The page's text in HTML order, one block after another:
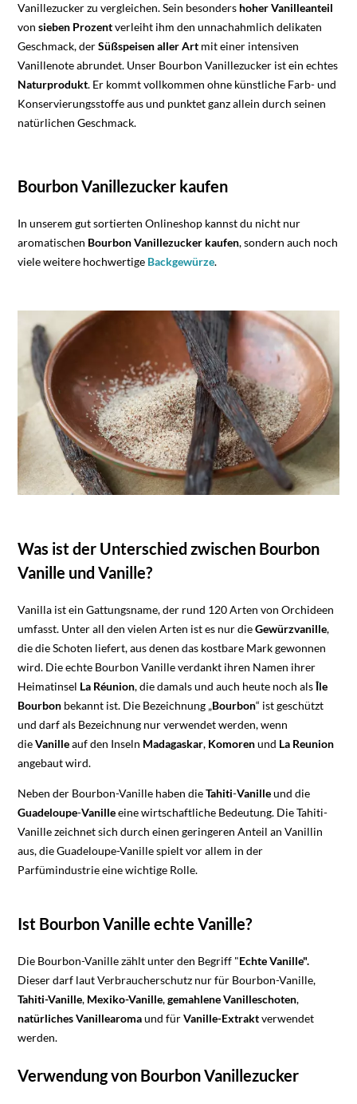
Vanillezucker zu vergleichen. Sein besonders hoher Vanilleanteil
von sieben Prozentverleiht ihm den unnachahmlich delikaten
Geschmack, derSüßspeisen aller Art mit einer intensiven
Vanillenote abrundet. Unser Bourbon Vanillezucker ist ein echtes
Naturprodukt. Er kommt vollkommen ohne künstliche Farb- und
Konservierungsstoffe aus und punktet ganz allein durch seinen
natürlichen Geschmack.
Bourbon Vanillezucker kaufen
In unserem gut sortierten Onlineshop kannst du nicht nur
aromatischen Bourbon Vanillezucker kaufen, sondern auch noch
viele weitere hochwertige Backgewürze.
Was ist der Unterschied zwischen Bourbon
Vanille und Vanille?
Vanilla ist ein Gattungsname, der rund 120 Arten von Orchideen
umfasst. Unter all den vielen Arten ist es nur dieGewürzvanille,
die die Schoten liefert, aus denen das kostbare Mark gewonnen
wird. Die echte Bourbon Vanille verdankt ihren Namen ihrer
Heimatinsel La Réunion, die damals und auch heute noch alsÎle
Bourbon bekannt ist. Die Bezeichnung „Bourbon“ ist geschützt
und darf als Bezeichnung nur verwendet werden, wenn
dieVanilleauf den Inseln Madagaskar, Komorenund La Reunion
angebaut wird.
Neben der Bourbon-Vanille haben dieTahiti-Vanilleund die
Guadeloupe-Vanilleeine wirtschaftliche Bedeutung. Die Tahiti-
Vanille zeichnet sich durch einen geringeren Anteil an Vanillin
aus, die Guadeloupe-Vanille spielt vor allem in der
Parfümindustrie eine wichtige Rolle.
Ist Bourbon Vanille echte Vanille?
Die Bourbon-Vanille zählt unter den Begriff "Echte Vanille".
Dieser darf laut Verbraucherschutz nur für Bourbon-Vanille,
Tahiti-Vanille, Mexiko-Vanille,gemahlene Vanilleschoten,
natürliches Vanillearomaund fürVanille-Extraktverwendet
werden.
Verwendung von Bourbon Vanillezucker